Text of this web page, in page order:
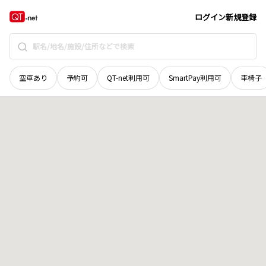
ログイン新規登録
空車あり 予約可 QT-net利用可 SmartPay利用可 車椅子
愛媛県